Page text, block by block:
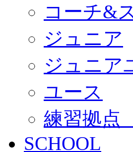
コーチ&
ジュニア
ジュニア
ユース
練習拠点
SCHOOL